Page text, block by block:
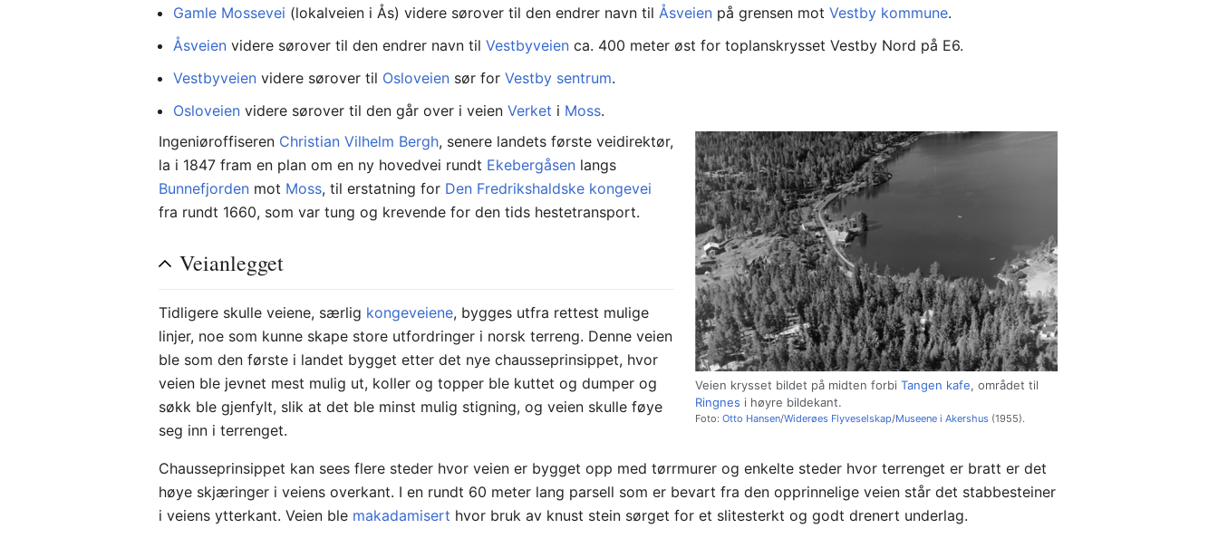
Gamle Mossevei (lokalveien i Ås) videre sørover til den endrer navn tilÅsveien på grensen motVestby kommune.
Åsveien videre sørover til den endrer navn tilVestbyveien ca. 400 meter øst for toplanskrysset Vestby Nord på E6.
Vestbyveien videre sørover til Osloveien sør forVestby sentrum.
Osloveien videre sørover til den går over i veienVerket i Moss.
Veien krysset bildet på midten forbi Tangen kafe, området til
Ringnes i høyre bildekant.
Foto: Otto Hansen/Widerøes Flyveselskap/Museene i Akershus(1955).
Ingeniøroffiseren Christian Vilhelm Bergh, senere landets første veidirektør,
la i 1847 fram en plan om en ny hovedvei rundt Ekebergåsen langs
Bunnefjorden mot Moss, til erstatning for Den Fredrikshaldske kongevei
fra rundt 1660, som var tung og krevende for den tids hestetransport.
Veianlegget
Tidligere skulle veiene, særlig kongeveiene, bygges utfra rettest mulige
linjer, noe som kunne skape store utfordringer i norsk terreng. Denne veien
ble som den første i landet bygget etter det nye chausseprinsippet, hvor
veien ble jevnet mest mulig ut, koller og topper ble kuttet og dumper og
søkk ble gjenfylt, slik at det ble minst mulig stigning, og veien skulle føye
seg inn i terrenget.
Chausseprinsippet kan sees flere steder hvor veien er bygget opp med tørrmurer og enkelte steder hvor terrenget er bratt er det
høye skjæringer i veiens overkant. I en rundt 60 meter lang parsell som er bevart fra den opprinnelige veien står det stabbesteiner
i veiens ytterkant. Veien ble makadamisert hvor bruk av knust stein sørget for et slitesterkt og godt drenert underlag.